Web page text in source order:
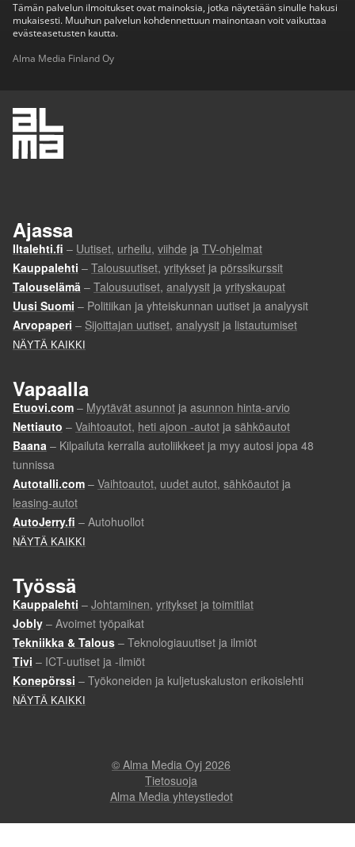
Tämän palvelun ilmoitukset ovat mainoksia, jotka näytetään sinulle hakusi
mukaisesti. Muuhun palvelun kohdennettuun mainontaan voit vaikuttaa
evästeasetusten kautta.
Alma Media Finland Oy